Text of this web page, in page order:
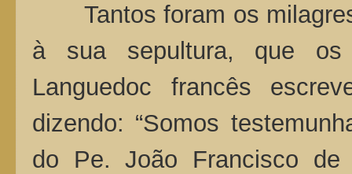
Tantos foram os milagres
à sua sepultura, que
Languedoc francês
dizendo: “Somos
do Pe. João Francisco